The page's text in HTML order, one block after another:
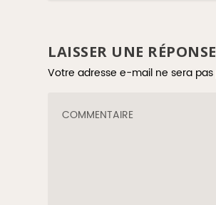
LAISSER UNE RÉPONSE
Votre adresse e-mail ne sera pas